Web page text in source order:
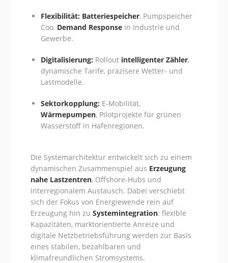
Flexibilität: Batteriespeicher, Pumpspeicher
Coo, Demand Response in Industrie und
Gewerbe.
Digitalisierung: Rollout intelligenter Zähler,
dynamische Tarife, präzisere Wetter- und
Lastmodelle.
Sektorkopplung: E-Mobilität,
Wärmepumpen, Pilotprojekte für grünen
Wasserstoff in Hafenregionen.
Die Systemarchitektur entwickelt sich zu einem
dynamischen Zusammenspiel aus Erzeugung
nahe Lastzentren, Offshore-Hubs und
interregionalem Austausch. Dabei verschiebt
sich der Fokus von Energiewende rein auf
Erzeugung hin zu Systemintegration: flexible
Kapazitäten, marktorientierte Anreize und
digitale Netzbetriebsführung werden zur Basis
eines stabilen, bezahlbaren und
klimafreundlichen Stromsystems.